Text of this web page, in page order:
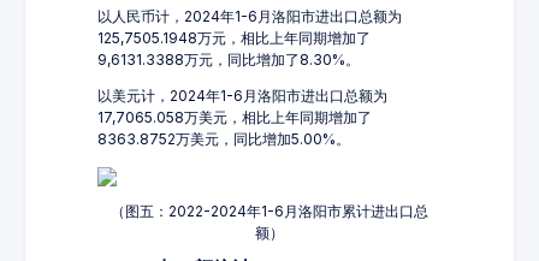
以人民币计，2024年1-6月洛阳市进出口总额为
125,7505.1948万元，相比上年同期增加了
9,6131.3388万元，同比增加了8.30%。
以美元计，2024年1-6月洛阳市进出口总额为
17,7065.058万美元，相比上年同期增加了
8363.8752万美元，同比增加5.00%。
（图五：2022-2024年1-6月洛阳市累计进出口总
额）